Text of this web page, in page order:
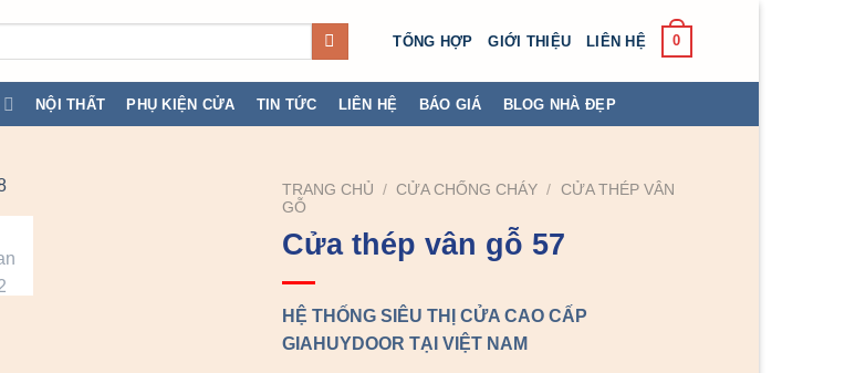
TỔNG HỢP GIỚI THIỆU LIÊN HỆ 0
NỘI THẤT PHỤ KIỆN CỬA TIN TỨC LIÊN HỆ BÁO GIÁ BLOG NHÀ ĐẸP
TRANG CHỦ / CỬA CHỐNG CHÁY / CỬA THÉP VÂN
GỖ
Cửa thép vân gỗ 57
HỆ THỐNG SIÊU THỊ CỬA CAO CẤP
GIAHUYDOOR TẠI VIỆT NAM